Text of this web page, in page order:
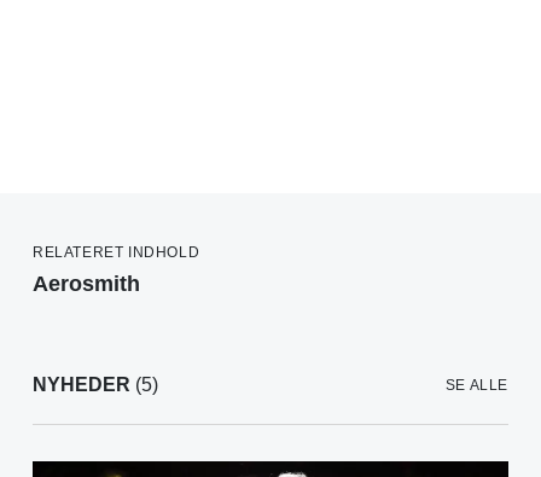
RELATERET INDHOLD
Aerosmith
NYHEDER (5) SE ALLE